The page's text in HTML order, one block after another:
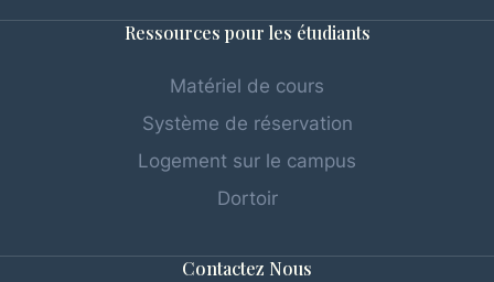
Ressources pour les étudiants
Matériel de cours
Système de réservation
Logement sur le campus
Dortoir
Contactez Nous